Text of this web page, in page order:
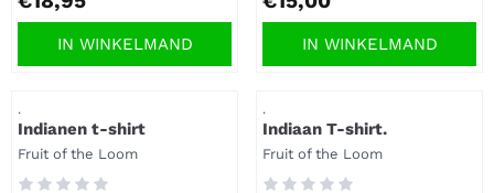
IN WINKELMAND IN WINKELMAND
Artikelnummer
.
Indianen t-shirt
Merk:
Fruit of the Loom
Artikelnummer
.
Indiaan T-shirt.
Merk:
Fruit of the Loom